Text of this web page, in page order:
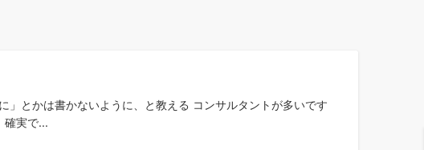
とかは書かないように、と教える コンサルタントが多いです
確実で...